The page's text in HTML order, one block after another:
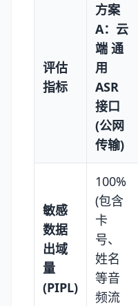
评估
指标
方案
A：云
端 通
用
ASR
接口
(公网
传输)
敏感
数据
出域
量
(PIPL)
100%
(包含
卡
号、
姓名
等音
频流